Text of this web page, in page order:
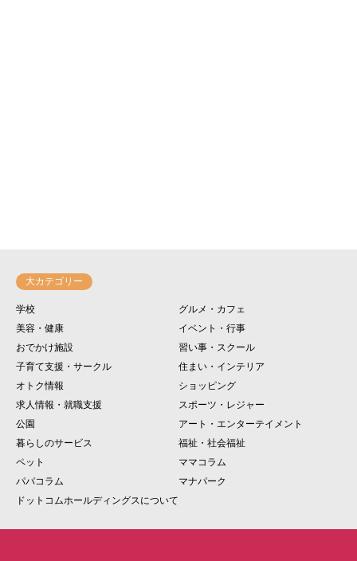
大カテゴリー
学校
グルメ・カフェ
美容・健康
イベント・行事
おでかけ施設
習い事・スクール
子育て支援・サークル
住まい・インテリア
オトク情報
ショッピング
求人情報・就職支援
スポーツ・レジャー
公園
アート・エンターテイメント
暮らしのサービス
福祉・社会福祉
ペット
ママコラム
パパコラム
マナパーク
ドットコムホールディングスについて